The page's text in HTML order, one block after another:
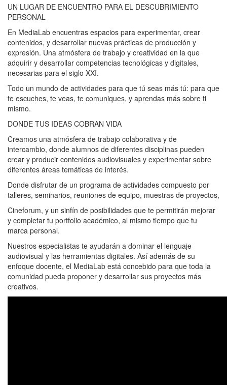
UN LUGAR DE ENCUENTRO PARA EL DESCUBRIMIENTO
PERSONAL
En MediaLab encuentras espacios para experimentar, crear
contenidos, y desarrollar nuevas prácticas de producción y
expresión. Una atmósfera de trabajo y creatividad en la que
adquirir y desarrollar competencias tecnológicas y digitales,
necesarias para el siglo XXI.
Todo un mundo de actividades para que tú seas más tú: para que
te escuches, te veas, te comuniques, y aprendas más sobre ti
mismo.
DONDE TUS IDEAS COBRAN VIDA
Creamos una atmósfera de trabajo colaborativa y de
intercambio, donde alumnos de diferentes disciplinas pueden
crear y producir contenidos audiovisuales y experimentar sobre
diferentes áreas temáticas de interés.
Donde disfrutar de un programa de actividades compuesto por
talleres, seminarios, reuniones de equipo, muestras de proyectos,
Cineforum, y un sinfín de posibilidades que te permitirán mejorar
y completar tu portfolio académico, al mismo tiempo que tu
marca personal.
Nuestros especialistas te ayudarán a dominar el lenguaje
audiovisual y las herramientas digitales. Así además de su
enfoque docente, el MediaLab está concebido para que toda la
comunidad pueda proponer y desarrollar sus proyectos más
creativos.